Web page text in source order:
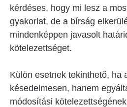
kérdéses, hogy mi lesz a
gyakorlat, de a bírság
mindenképpen javasolt
kötelezettséget.
Külön esetnek tekinthető, ha
késedelmesen, hanem
módosítási